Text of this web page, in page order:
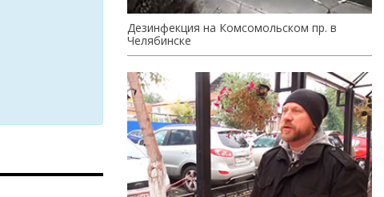
Дезинфекция на Комсомольском пр. в
Челябинске